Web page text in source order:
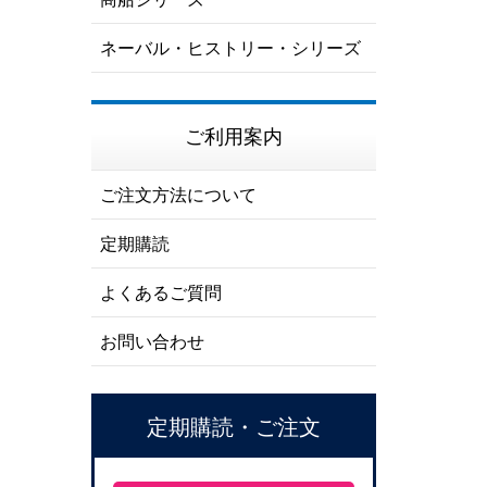
ネーバル・ヒストリー・シリーズ
ご利用案内
ご注文方法について
定期購読
よくあるご質問
お問い合わせ
定期購読・ご注文